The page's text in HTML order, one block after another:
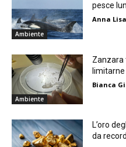
Ambiente
pesce
Anna
Ambiente
Zanzara
Bianca
L’oro
da